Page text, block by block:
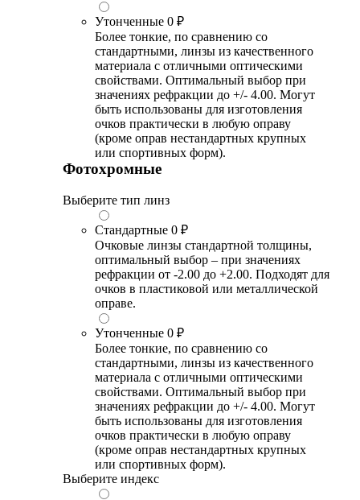
Утонченные 0 ₽
Более тонкие, по сравнению со
стандартными, линзы из качественного
материала с отличными оптическими
свойствами. Оптимальный выбор при
значениях рефракции до +/- 4.00. Могут
быть использованы для изготовления
очков практически в любую оправу
(кроме оправ нестандартных крупных
или спортивных форм).
Фотохромные
Выберите тип линз
Стандартные 0 ₽
Очковые линзы стандартной толщины,
оптимальный выбор – при значениях
рефракции от -2.00 до +2.00. Подходят для
очков в пластиковой или металлической
оправе.
Утонченные 0 ₽
Более тонкие, по сравнению со
стандартными, линзы из качественного
материала с отличными оптическими
свойствами. Оптимальный выбор при
значениях рефракции до +/- 4.00. Могут
быть использованы для изготовления
очков практически в любую оправу
(кроме оправ нестандартных крупных
или спортивных форм).
Выберите индекс